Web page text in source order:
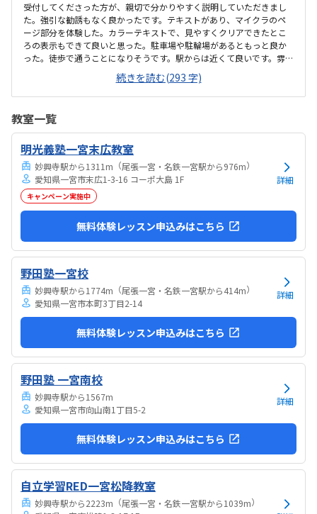
受付してくださった方が、親切で分かりやすく説明していただきまし
た。強引な勧誘もなく良かったです。テキストがあり、マイクラのペ
ージ部分を体験した。カラーテキストで、見やすくクリアできたとこ
ろの表示もできて良いと思った。駐車場や駐輪場があるともっと良か
った。徒歩で通うことになりそうです。駅からは近くて良いです。雰囲
気も良く、清潔感もあった。部屋が区切られていて、個人スペースも
確保されていて良かった。基本料金以外に、追加料金があまり無さそ
うで良かった。できれば、毎月1万以内で通いたいです。子供に熱心に
気持ちになれて良かった。
続きを読む(293 字)
教室一覧
明光義塾一宮末広教室
妙興寺駅から1311m （尾張一宮・名鉄一宮駅から976m）
愛知県一宮市末広1-3-16 コーポ大島 1F
キャンペーン実施中
詳細
無料体験レッスン申込みはこちら
野田塾一宮校
妙興寺駅から1774m （尾張一宮・名鉄一宮駅から414m）
愛知県一宮市本町3丁目2-14
詳細
無料体験レッスン申込みはこちら
野田塾 一宮南校
妙興寺駅から1567m
愛知県一宮市向山南1丁目5-2
詳細
無料体験レッスン申込みはこちら
自立学習RED一宮松降教室
妙興寺駅から2223m （尾張一宮・名鉄一宮駅から1039m）